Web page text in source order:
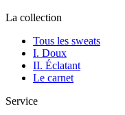
La collection
Tous les sweats
I. Doux
II. Éclatant
Le carnet
Service